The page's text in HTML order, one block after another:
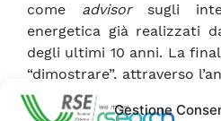
Gestione
come advisorsugli
energetica già realizzati
degli ultimi 10 anni. La
“dimostrare”, attraverso
reali, la sostenibilità
efficientamento. In tale